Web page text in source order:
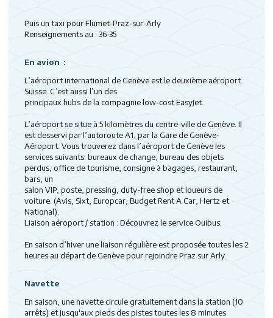
Puis un taxi pour Flumet-Praz-sur-Arly
Renseignements au : 36-35
En avion :
L’aéroport international de Genève est le deuxième aéroport
Suisse. C’est aussi l’un des
principaux hubs de la compagnie low-cost EasyJet.
L’aéroport se situe à 5 kilomètres du centre-ville de Genève. Il
est desservi par l’autoroute A1, par la Gare de Genève-
Aéroport. Vous trouverez dans l’aéroport de Genève les
services suivants: bureaux de change, bureau des objets
perdus, office de tourisme, consigne à bagages, restaurant,
bars, un
salon VIP, poste, pressing, duty-free shop et loueurs de
voiture. (Avis, Sixt, Europcar, Budget Rent A Car, Hertz et
National).
Liaison aéroport / station : Découvrez le service Ouibus.
En saison d’hiver une liaison régulière est proposée toutes les 2
heures au départ de Genève pour rejoindre Praz sur Arly.
Navette
En saison, une navette circule gratuitement dans la station (10
arrêts) et jusqu'aux pieds des pistes toutes les 8 minutes